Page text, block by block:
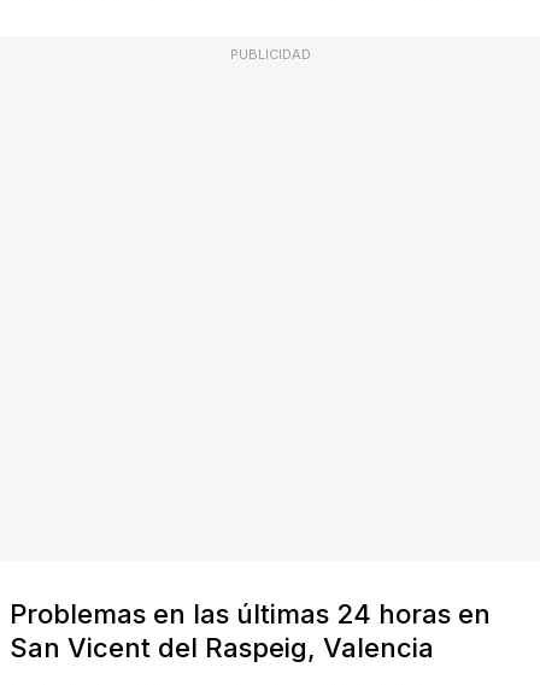
PUBLICIDAD
Problemas en las últimas 24 horas en
San Vicent del Raspeig, Valencia